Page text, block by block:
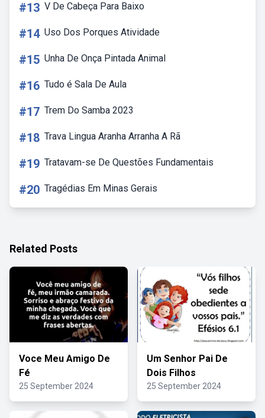
#13 V De Cabeça Para Baixo
#14 Uso Dos Porques Atividade
#15 Unha De Onça Pintada Animal
#16 Tudo é Sala De Aula
#17 Trem Do Samba 2023
#18 Trava Lingua Aranha Arranha A Rã
#19 Tratavam-se De Questões Fundamentais
#20 Tragédias Em Minas Gerais
Related Posts
Voce Meu Amigo De
Fé
25 September 2024
Um Senhor Pai De
Dois Filhos
25 September 2024